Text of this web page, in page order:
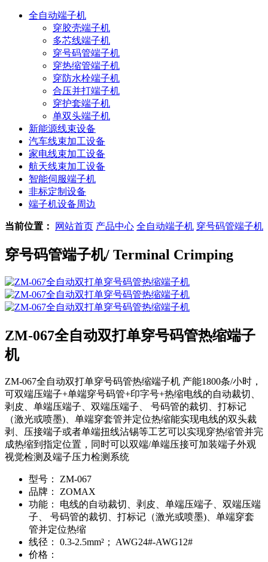
全自动端子机
穿胶壳端子机
多芯线端子机
穿号码管端子机
穿热缩管端子机
穿防水栓端子机
合压并打端子机
穿护套端子机
单双头端子机
新能源线束设备
汽车线束加工设备
家电线束加工设备
航天线束加工设备
智能伺服端子机
非标定制设备
端子机设备周边
当前位置： 网站首页 产品中心 全自动端子机 穿号码管端子机
穿号码管端子机/ Terminal Crimping
ZM-067全自动双打单穿号码管热缩端子
机
ZM-067全自动双打单穿号码管热缩端子机 产能1800条/小时，
可双端压端子+单端穿号码管+印字号+热缩电线的自动裁切、
剥皮、单端压端子、双端压端子、 号码管的裁切、打标记
（激光或喷墨)、单端穿套管并定位热缩能实现电线的双头裁
剥、压接端子或者单端扭线沾锡等工艺可以实现穿热缩管并完
成热缩到指定位置，同时可以双端/单端压接可加装端子外观
视觉检测及端子压力检测系统
型号：
ZM-067
品牌：
ZOMAX
功能：
电线的自动裁切、剥皮、单端压端子、双端压端
子、 号码管的裁切、打标记（激光或喷墨)、单端穿套
管并定位热缩
线径：
0.3-2.5mm²； AWG24#-AWG12#
价格：